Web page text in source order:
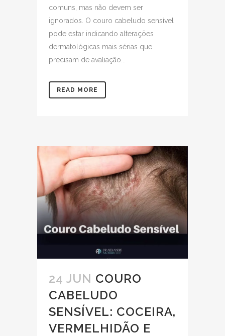
comuns, mas não devem ser
ignorados. O couro cabeludo sensível
pode estar indicando alterações
dermatológicas mais sérias que
precisam de avaliação...
READ MORE
24 JUN COURO
CABELUDO
SENSÍVEL: COCEIRA,
VERMELHIDÃO E